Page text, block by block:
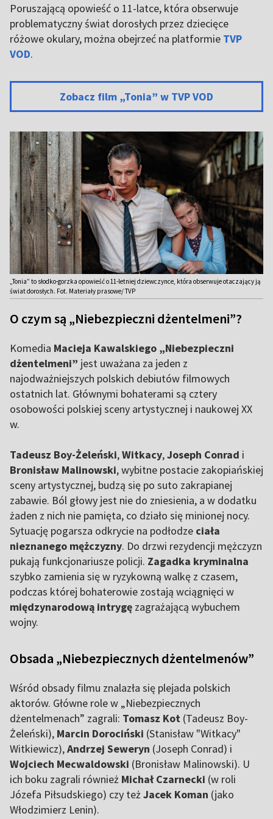
Poruszającą opowieść o 11-latce, która obserwuje
problematyczny świat dorosłych przez dziecięce
różowe okulary, można obejrzeć na platformie TVP
VOD.
Zobacz film „Tonia” w TVP VOD
„Tonia” to słodko-gorzka opowieść o 11-letniej dziewczynce, która obserwuje otaczający ją
świat dorosłych. Fot. Materiały prasowe/ TVP
O czym są „Niebezpieczni dżentelmeni”?
Komedia Macieja Kawalskiego „Niebezpieczni
dżentelmeni” jest uważana za jeden z
najodważniejszych polskich debiutów filmowych
ostatnich lat. Głównymi bohaterami są cztery
osobowości polskiej sceny artystycznej i naukowej XX
w.
Tadeusz Boy-Żeleński,Witkacy,Joseph Conrad i
Bronisław Malinowski, wybitne postacie zakopiańskiej
sceny artystycznej, budzą się po suto zakrapianej
zabawie. Ból głowy jest nie do zniesienia, a w dodatku
żaden z nich nie pamięta, co działo się minionej nocy.
Sytuację pogarsza odkrycie na podłodze ciała
nieznanego mężczyzny. Do drzwi rezydencji mężczyzn
pukają funkcjonariusze policji. Zagadka kryminalna
szybko zamienia się w ryzykowną walkę z czasem,
podczas której bohaterowie zostają wciągnięci w
międzynarodową intrygę zagrażającą wybuchem
wojny.
Obsada „Niebezpiecznych dżentelmenów”
Wśród obsady filmu znalazła się plejada polskich
aktorów. Główne role w „Niebezpiecznych
dżentelmenach” zagrali: Tomasz Kot (Tadeusz Boy-
Żeleński), Marcin Dorociński (Stanisław "Witkacy"
Witkiewicz),Andrzej Seweryn (Joseph Conrad) i
Wojciech Mecwaldowski (Bronisław Malinowski). U
ich boku zagrali również Michał Czarnecki (w roli
Józefa Piłsudskiego) czy teżJacek Koman (jako
Włodzimierz Lenin).